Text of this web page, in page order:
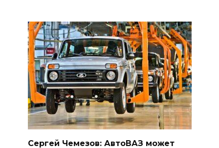
Сергей Чемезов: АвтоВАЗ может